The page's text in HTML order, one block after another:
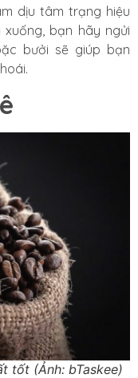
dịu tâm trạng hiệu
bạn hãy ngửi
bưởi sẽ giúp bạn
tốt (Ảnh: bTaskee)